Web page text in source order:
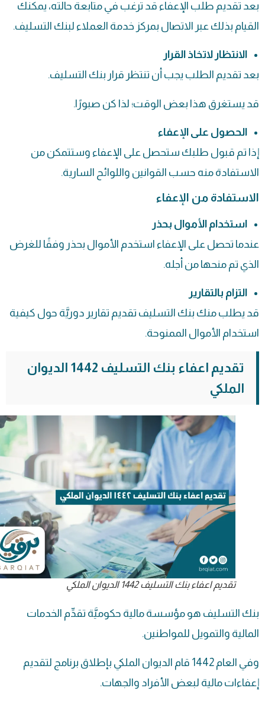
بعد تقديم طلب الإعفاء قد ترغب في متابعة حالته، يمكنك
القيام بذلك عبر الاتصال بمركز خدمة العملاء لبنك التسليف.
الانتظار لاتخاذ القرار
بعد تقديم الطلب يجب أن تنتظر قرار بنك التسليف.
قد يستغرق هذا بعض الوقت؛ لذا كن صبورًا.
الحصول على الإعفاء
إذا تم قبول طلبك ستحصل على الإعفاء وستتمكن من
الاستفادة منه حسب القوانين واللوائح السارية.
الاستفادة من الإعفاء
استخدام الأموال بحذر
عندما تحصل على الإعفاء استخدم الأموال بحذر وفقًا للغرض
الذي تم منحها من أجله.
التزام بالتقارير
قد يطلب منك بنك التسليف تقديم تقارير دوريَّة حول كيفية
استخدام الأموال الممنوحة.
تقديم اعفاء بنك التسليف 1442 الديوان
الملكي
تقديم اعفاء بنك التسليف 1442 الديوان الملكي
بنك التسليف هو مؤسسة مالية حكوميَّة تقدِّم الخدمات
المالية والتمويل للمواطنين.
وفي العام 1442 قام الديوان الملكي بإطلاق برنامج لتقديم
إعفاءات مالية لبعض الأفراد والجهات.